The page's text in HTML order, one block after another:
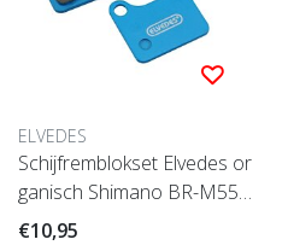
ELVEDES
Schijfremblokset Elvedes or
ganisch Shimano BR-M55
5, M556, C900, C901 (1 pa
€10,95